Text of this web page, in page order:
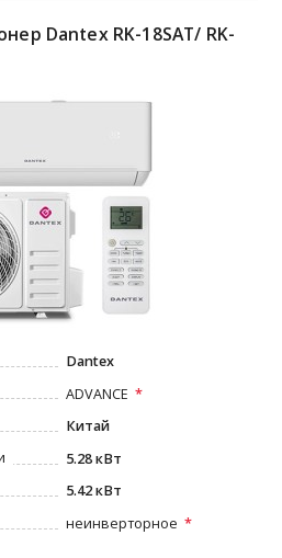
Dantex RK-18SAT/ RK-
Dantex
ADVANCE
Китай
5.28 кВт
5.42 кВт
неинверторное